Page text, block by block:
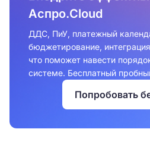
Аспро.Cloud
ДДС, ПиУ, платежный
бюджетирование,
что поможет навести
системе. Бесплатный
Попробовать